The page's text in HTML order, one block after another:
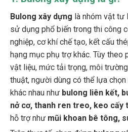
sử dụng phổ biến trong thi công
nghiệp, cơ khí chế tạo, kết cấu
hạng mục phụ trợ khác. Tùy theo
vật liệu, mức tải trọng, môi
thuật, người dùng có thể lựa
khác nhau nhưbulong liên kết,
nở cơ, thanh ren treo, keo cấy
hỗ trợ nhưmũi khoan bê tông,
Trên thực tế, chọn đúng
bulong